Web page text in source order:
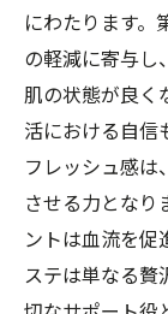
にわたります。
の軽減に寄与し
肌の状態が良く
活における自信
フレッシュ感は
させる力となり
ントは血流を促
ステは単なる贅